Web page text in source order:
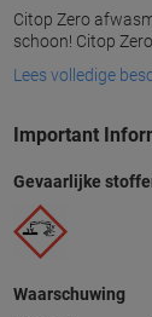
Citop Zero
schoon! Citop
Lees volledige
Important
Gevaarlijke
Waarschuwing